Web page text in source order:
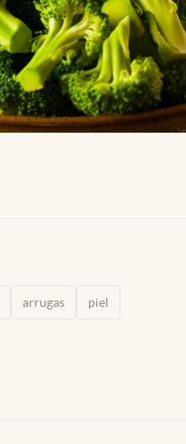
arrugas piel